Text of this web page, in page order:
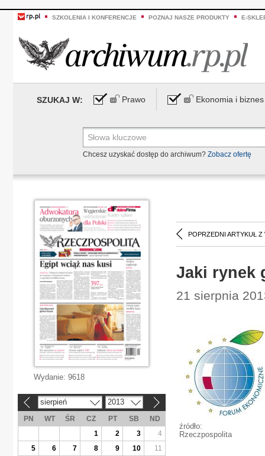
SZKOLENIA I KONFERENCJE POZNAJ NASZE PRODUKTY E-
SZUKAJ W: Prawo Ekonomia i biznes
Chcesz uzyskać dostęp do archiwum? Zobacz ofertę
POPRZEDNI ARTYKUŁ Z
Jaki rynek
21 sierpnia
źródło:
Rzeczpospolita
Wydanie: 9618
sierpień 2013
PN WT ŚR CZ PT SB
ND
1
2 3
4
5
6 7 8 9 10
11